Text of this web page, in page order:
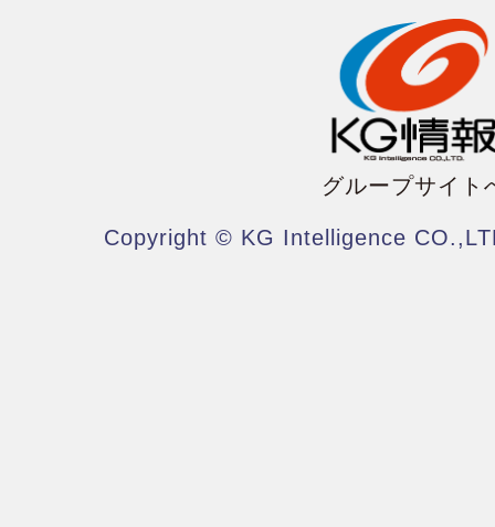
グループサイト
Copyright © KG Intelligence